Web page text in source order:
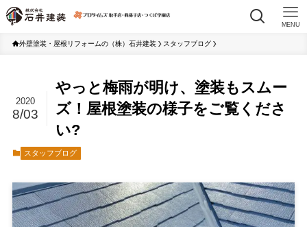
MENU
外壁塗装・屋根リフォームの（株）石井建装 スタッフブログ
やっと梅雨が明け、塗装もスムー
ズ！屋根塗装の様子をご覧くださ
い?
2020
8/03
スタッフブログ